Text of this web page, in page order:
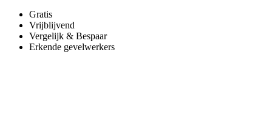
Gratis
Vrijblijvend
Vergelijk & Bespaar
Erkende gevelwerkers